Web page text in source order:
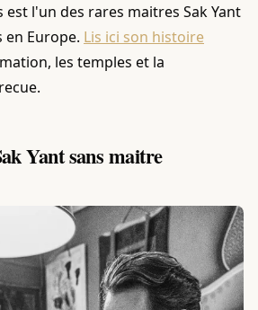
est l'un des rares maitres Sak Yant
Europe. Lis ici son histoire
les temples et la
Yant sans maitre